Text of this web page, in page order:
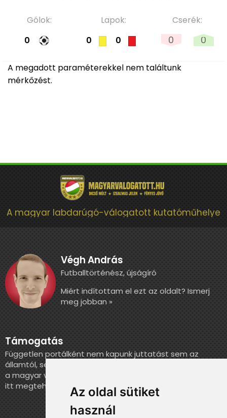
Az oldal sütiket
használ
Gólok:
0
Lapok:
0
0
Cserék:
0 0
A megadott paraméterekkel nem találtunk
mérkőzést.
A magyar labdarúgó-válogatott kutatóműhelye
Végh András
Futballtörténész, újságíró
Miért indítottam el ezt az oldalt? Ismerj
meg jobban »
Támogatás
Független portálként nem kapunk juttatást sem az
államtól, sem más szervezettől. Ha szeretnél segíteni
a magyar válogatott történelmének feldolgozásában,
itt megteheted.